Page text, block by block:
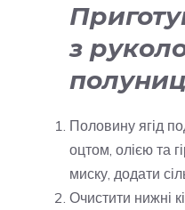
з
Половину ягід
оцтом, олією та
миску, додати
Очистити нижні